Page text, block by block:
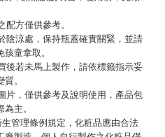
配方僅供參考。
陰涼處，保持瓶蓋確實關緊，並請
童拿取。
後若未馬上製作，請依標籤指示妥
。
片，僅供參考及說明使用，產品包
主。
管理條例規定，化粧品應由合法